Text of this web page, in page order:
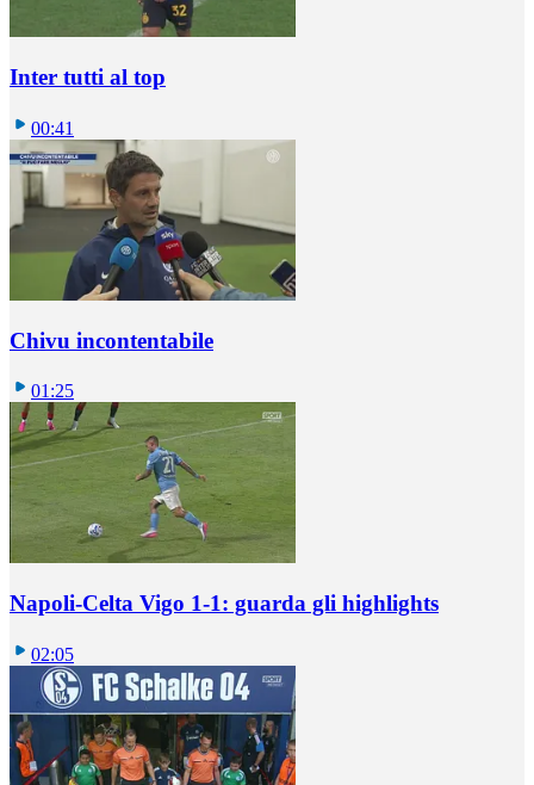
Inter tutti al top
00:41
Chivu incontentabile
01:25
Napoli-Celta Vigo 1-1: guarda gli highlights
02:05